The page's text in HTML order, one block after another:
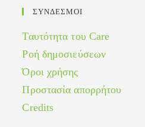
ΣΥΝΔΕΣΜΟΙ
Ταυτότητα του Care
Ροή δημοσιεύσεων
Όροι χρήσης
Προστασία απορρήτου
Credits